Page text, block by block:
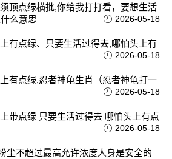
顶点绿横批,你给我打打看，要想生活
么意思
2026-05-18
有点绿、只要生活过得去,哪怕头上有
2026-05-18
有点绿,忍者神龟生肖（忍者神龟打一
2026-05-18
带点绿 只要生活过得去 哪怕头上有点
2026-05-18
尘不超过最高允许浓度人身是安全的